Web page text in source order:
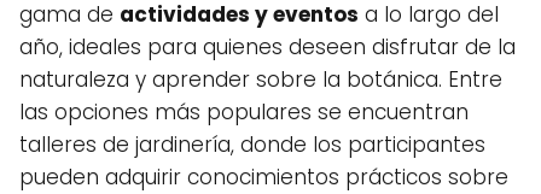
gama de actividades y eventos a lo largo del
año, ideales para quienes deseen disfrutar de la
naturaleza y aprender sobre la botánica. Entre
las opciones más populares se encuentran
talleres de jardinería, donde los participantes
pueden adquirir conocimientos prácticos sobre